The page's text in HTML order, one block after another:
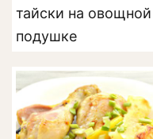
тайски на овощной
подушке